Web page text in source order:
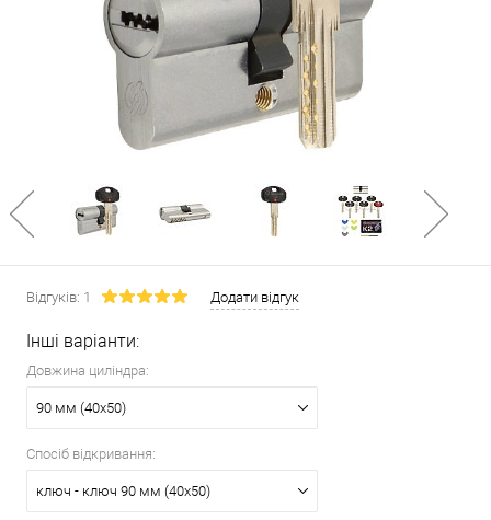
Відгуків: 1 Додати відгук
Інші варіанти:
Довжина циліндра:
90 мм (40x50)
Спосіб відкривання:
ключ - ключ 90 мм (40x50)